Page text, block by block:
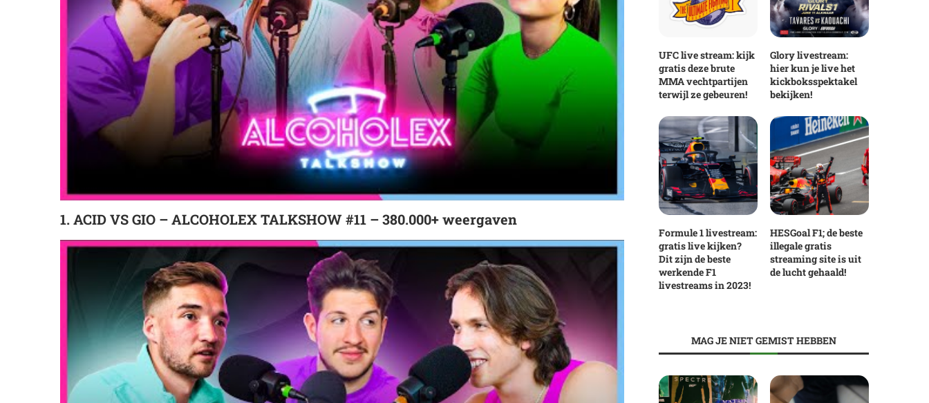
1. ACID VS GIO – ALCOHOLEX TALKSHOW #11 – 380.000+ weergaven
UFC live stream: kijk
gratis deze brute
MMA vechtpartijen
terwijl ze gebeuren!
Glory livestream:
hier kun je live het
kickboksspektakel
bekijken!
Formule 1 livestream:
gratis live kijken?
Dit zijn de beste
werkende F1
livestreams in 2023!
HESGoal F1; de beste
illegale gratis
streaming site is uit
de lucht gehaald!
MAG JE NIET GEMIST HEBBEN